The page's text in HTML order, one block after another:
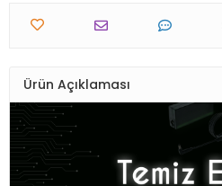
Ürün Açıklaması